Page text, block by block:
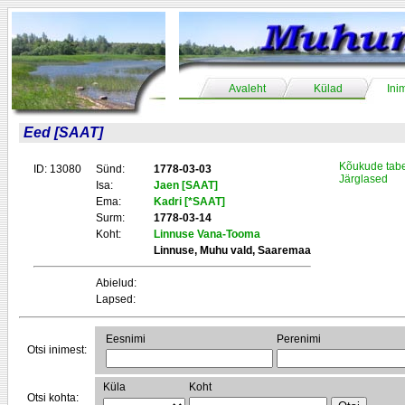
Avaleht Külad
Eed [SAAT]
ID: 13080 Sünd:
1778-03-03
Isa:
Jaen [SAAT]
Ema:
Kadri [*SAAT]
Surm:
1778-03-14
Koht:
Linnuse Vana-Tooma
Linnuse, Muhu vald, Saaremaa
Abielud:
Lapsed:
Kõukude
Järglased
Otsi inimest:
Eesnimi Perenimi
Otsi kohta:
Küla Koht